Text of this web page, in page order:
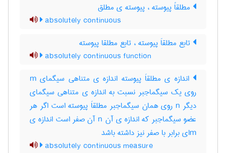
مطلقاً پیوسته ، پیوسته ی مطلق
absolutely continuous
تابع مطلقاَ پیوسته ، تابع مطلقا پیوسته
absolutely continuous function
اندازه ی مطلقاَ پیوسته اندازه ی متناهی سیگمای m
روی یک سیگماجبر نسبت به اندازه ی متناهی سیگمای
دیگر n روی همان سیگماجبر مطلقاَ پیوسته است اگر هر
عضو سیگماجبر که اندازه ی آن n آن صفر است اندازه ی
mای برابر با صفر نیز داشته باشد
absolutely continuous measure